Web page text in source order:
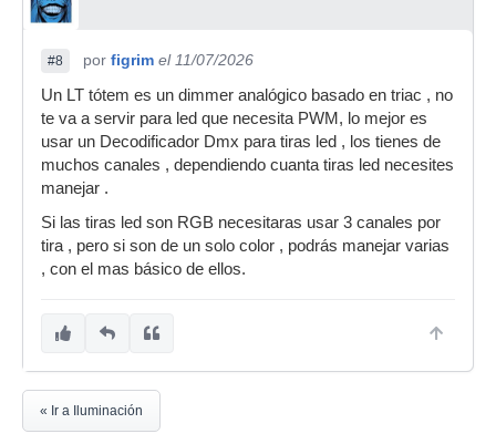
#8 por figrim el 11/07/2026
Un LT tótem es un dimmer analógico basado en triac , no
te va a servir para led que necesita PWM, lo mejor es
usar un Decodificador Dmx para tiras led , los tienes de
muchos canales , dependiendo cuanta tiras led necesites
manejar .
Si las tiras led son RGB necesitaras usar 3 canales por
tira , pero si son de un solo color , podrás manejar varias
, con el mas básico de ellos.
« Ir a Iluminación